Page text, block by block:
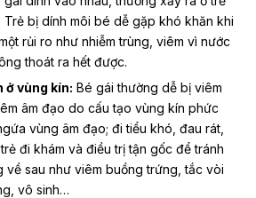
Trẻ bị dính môi bé dễ gặp khó khăn khi
rủi ro như nhiễm trùng, viêm vì nước
thoát ra hết được.
ở vùng kín: Bé gái thường dễ bị viêm
âm đạo do cấu tạo vùng kín phức
vùng âm đạo; đi tiểu khó, đau rát,
đi khám và điều trị tận gốc để tránh
về sau như viêm buồng trứng, tắc vòi
vô sinh…